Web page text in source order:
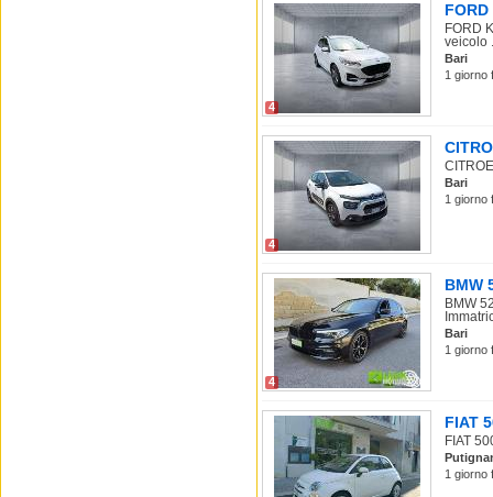
4
FORD
veicolo
Bari
1 giorno
4
Bari
1 giorno
4
BMW
BMW
Bari
1 giorno
FIAT
FIAT
1 giorno